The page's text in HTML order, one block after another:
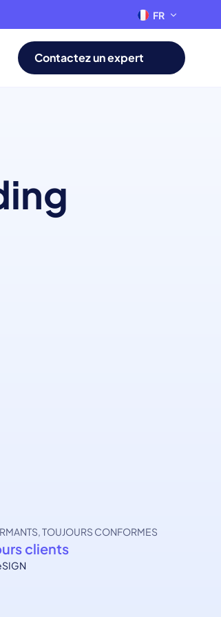
FR
EN
Contactez un expert
TOUJOURS CONFORMES
clients